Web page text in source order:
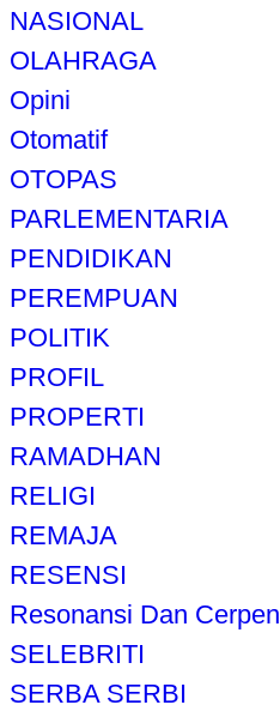
NASIONAL
OLAHRAGA
Opini
Otomatif
OTOPAS
PARLEMENTARIA
PENDIDIKAN
PEREMPUAN
POLITIK
PROFIL
PROPERTI
RAMADHAN
RELIGI
REMAJA
RESENSI
Resonansi Dan Cerpen
SELEBRITI
SERBA SERBI